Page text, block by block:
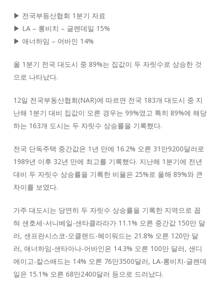
▶ 전국부동산협회 1분기 자료
▶ LA – 롱비치 – 글렌데일 15%
▶ 애너하임 – 어바인 14%
올 1분기 전국 대도시 중 89%는 집값이 두 자릿수로 상승한 것
으로 나타났다.
12일 전국부동산협회(NAR)에 따르면 전국 183개 대도시 중 지
난해 1분기 대비 집값이 오른 경우는 99%였고 특히 89%에 해당
하는 163개 도시는 두 자릿수 상승률을 기록했다.
전국 단독주택 중간값은 1년 만에 16.2% 오른 31만9200달러로
1989년 이후 32년 만에 최고를 기록했다. 지난해 1분기에 전년
대비 두 자릿수 상승률을 기록한 비율은 25%로 올해 89%와 큰
차이를 보였다.
가주 대도시는 당연히 두 자릿수 상승률을 기록한 지역으로 꼽
혀 샌호세-서니베일-샌타클라라가 11.1% 오른 중간값 150만 달
러, 샌프란시스코-오클랜드-헤이워드는 21.8% 오른 120만 달
러, 애너하임-샌타아나-어바인은 14.3% 오른 100만 달러, 샌디
에이고-칼스배드는 14% 오른 76만3500달러, LA-롱비치-글렌데
일은 15.1% 오른 68만2400달러 등으로 드러났다.